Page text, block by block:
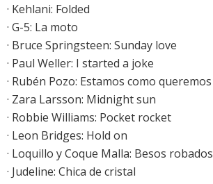
· Kehlani: Folded
· G-5: La moto
· Bruce Springsteen: Sunday love
· Paul Weller: I started a joke
· Rubén Pozo: Estamos como queremos
· Zara Larsson: Midnight sun
· Robbie Williams: Pocket rocket
· Leon Bridges: Hold on
· Loquillo y Coque Malla: Besos robados
· Judeline: Chica de cristal